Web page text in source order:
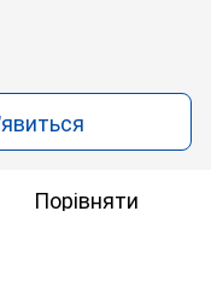
Порівняти